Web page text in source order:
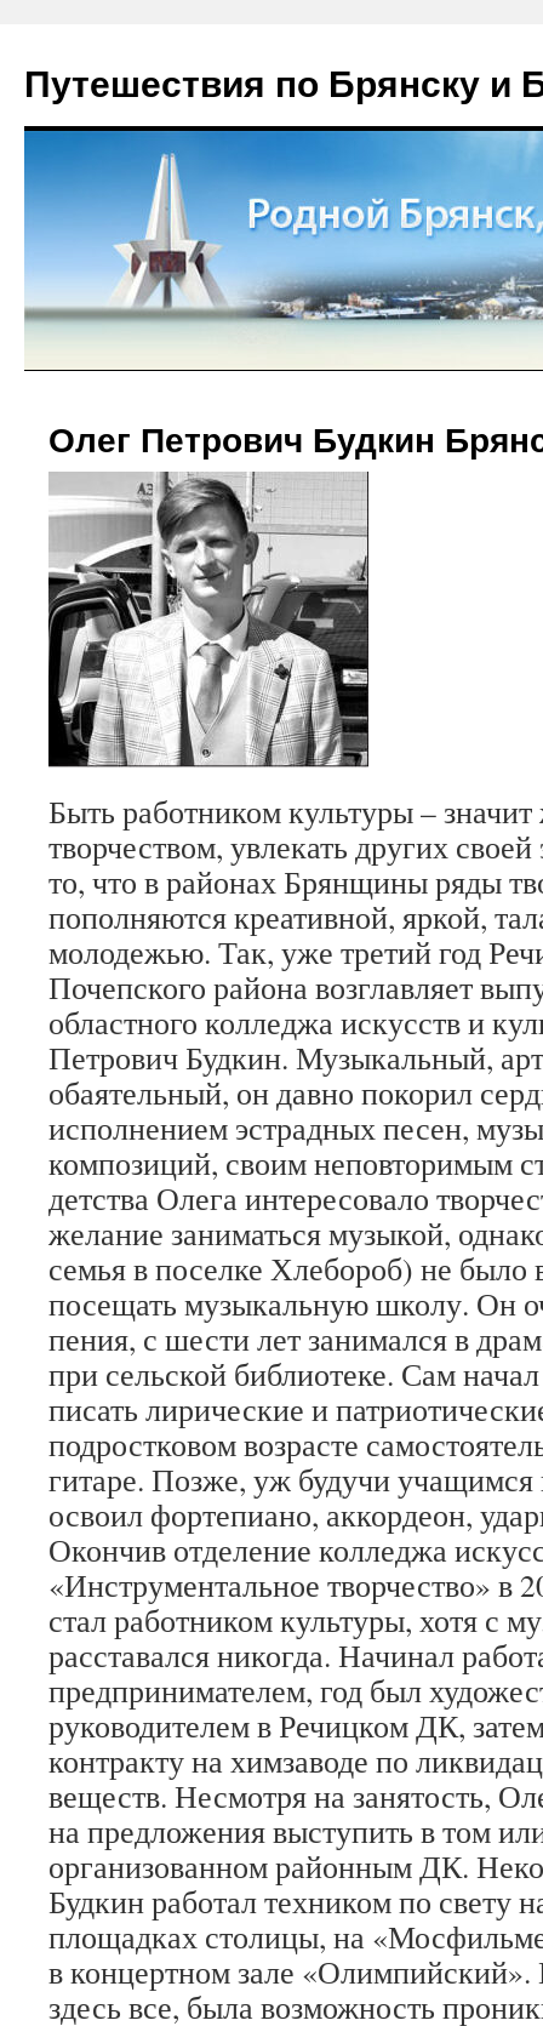
Путешествия по Брянску и
Олег Петрович Будкин
Быть работником культуры –
творчеством, увлекать других
то, что в районах Брянщины ряды
пополняются креативной, яркой,
молодежью. Так, уже третий год
Почепского района возглавляет
областного колледжа искусств и
Петрович Будкин. Музыкальный,
обаятельный, он давно покорил
исполнением эстрадных песен,
композиций, своим неповторимым
детства Олега интересовало
желание заниматься музыкой,
семья в поселке Хлебороб) не было
посещать музыкальную школу. Он
пения, с шести лет занимался в
при сельской библиотеке. Сам
писать лирические и
подростковом возрасте
гитаре. Позже, уж будучи
освоил фортепиано, аккордеон,
Окончив отделение колледжа
«Инструментальное творчество» в
стал работником культуры, хотя с
расставался никогда. Начинал
предпринимателем, год был
руководителем в Речицком ДК,
контракту на химзаводе по
веществ. Несмотря на занятость,
на предложения выступить в том
организованном районным ДК.
Будкин работал техником по свету
площадках столицы, на
в концертном зале «Олимпийский».
здесь все, была возможность